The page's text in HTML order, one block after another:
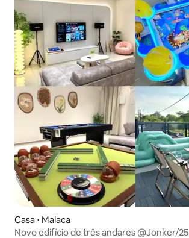
Casa ⋅ Malaca
Novo edifício de três andares @Jonker/25